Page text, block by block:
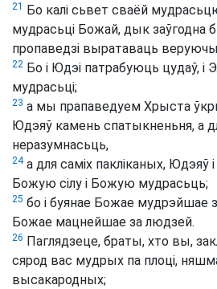
21
Бо калі сьвет сваёй
мудрасьці Божай, дык заўгодна
пропаведзі выратаваць
22 Бо і Юдэі патрабуюць цудаў, і
мудрасьці;
23 а мы прапаведуем Хрыста
Юдэяў камень спатыкненьня, а
неразумнасьць,
24а для саміх пакліканых, Юдэяў
Божую сілу і Божую мудрасьць;
25 бо і буянае Божае мудрэйшае
Божае мацнейшае за людзей.
26 Паглядзеце, браты, хто вы,
сярод вас мудрых па плоці,
высакародных;